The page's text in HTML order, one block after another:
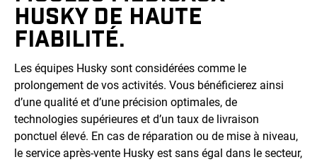
HUSKY DE HAUTE
FIABILITÉ.
Les équipes Husky sont considérées comme le
prolongement de vos activités. Vous bénéficierez ainsi
d’une qualité et d’une précision optimales, de
technologies supérieures et d’un taux de livraison
ponctuel élevé. En cas de réparation ou de mise à niveau,
le service après-vente Husky est sans égal dans le secteur,